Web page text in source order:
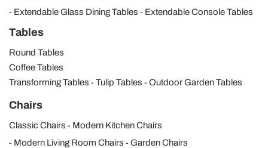
Extendable Glass Dining Tables
Extendable Console Tables
Tables
Round Tables
Coffee Tables
Transforming Tables
Tulip Tables Outdoor Garden Tables
Chairs
Classic Chairs
Modern Kitchen Chairs
Modern Living Room Chairs
Garden Chairs